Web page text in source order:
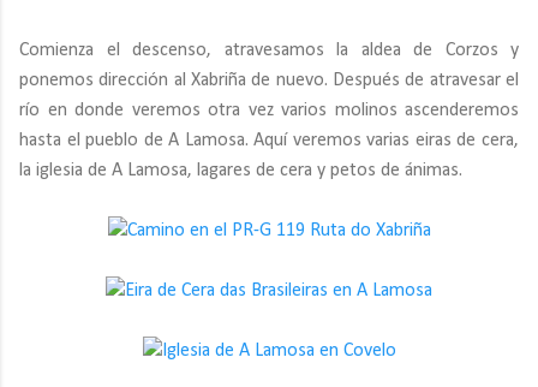
Comienza el descenso, atravesamos la aldea de Corzos y
ponemos dirección al Xabriña de nuevo. Después de atravesar el
río en donde veremos otra vez varios molinos ascenderemos
hasta el pueblo de A Lamosa. Aquí veremos varias eiras de cera,
la iglesia de A Lamosa, lagares de cera y petos de ánimas.